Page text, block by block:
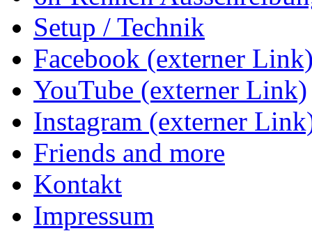
Setup / Technik
Facebook (externer
YouTube (externer Link)
Instagram (externer
Friends and more
Kontakt
Impressum